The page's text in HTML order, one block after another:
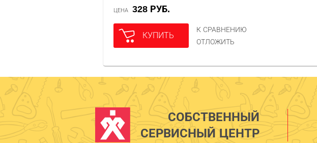
ЦЕНА 328 РУБ.
КУПИТЬ
К СРАВНЕНИЮ
ОТЛОЖИТЬ
СОБСТВЕННЫЙ
СЕРВИСНЫЙ ЦЕНТР